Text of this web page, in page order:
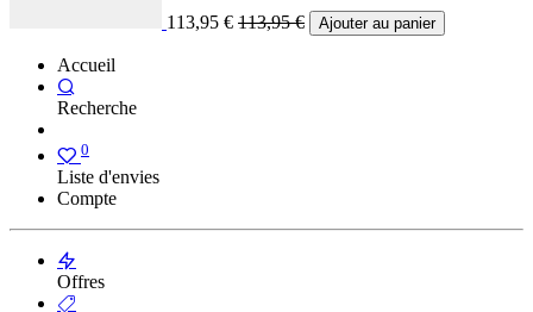
113,95 € 113,95€ Ajouter au panier
Accueil
Recherche
0
Liste d'envies
Compte
Offres